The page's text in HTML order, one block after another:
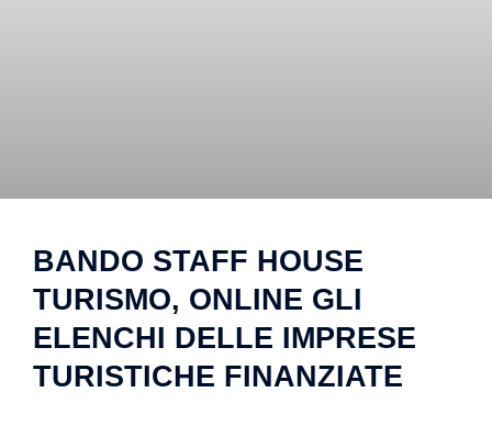
BANDO STAFF HOUSE
TURISMO, ONLINE GLI
ELENCHI DELLE IMPRESE
TURISTICHE FINANZIATE